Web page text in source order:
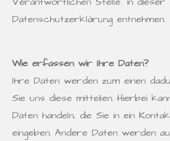
Datenschutzerklärung entnehmen.
Wie erfassen wir Ihre Daten?
Ihre Daten werden zum einen
Sie uns diese mitteilen. Hierbei
Daten handeln, die Sie in ein
eingeben. Andere Daten werden